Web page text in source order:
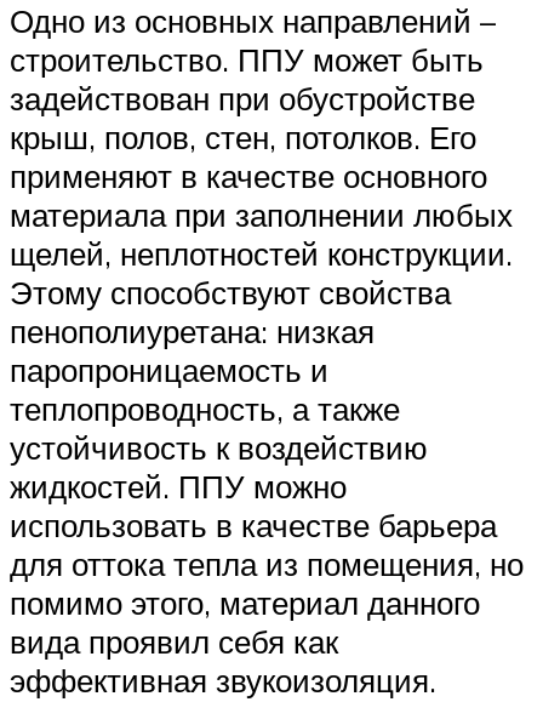
Одно из основных направлений –
строительство. ППУ может быть
задействован при обустройстве
крыш, полов, стен, потолков. Его
применяют в качестве основного
материала при заполнении любых
щелей, неплотностей конструкции.
Этому способствуют свойства
пенополиуретана: низкая
паропроницаемость и
теплопроводность, а также
устойчивость к воздействию
жидкостей. ППУ можно
использовать в качестве барьера
для оттока тепла из помещения, но
помимо этого, материал данного
вида проявил себя как
эффективная звукоизоляция.